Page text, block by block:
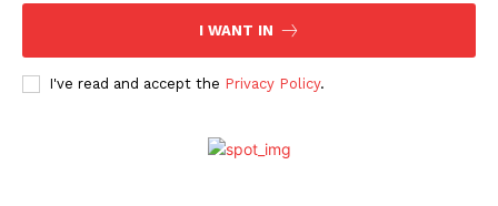
I WANT IN
I've read and accept the Privacy Policy.